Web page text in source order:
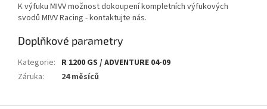
K výfuku MIVV možnost dokoupení kompletních výfukových
svodů MIVV Racing - kontaktujte nás.
Doplňkové parametry
Kategorie: R 1200 GS / ADVENTURE 04-09
Záruka: 24 měsíců